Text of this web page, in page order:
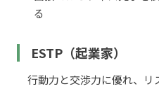
る
ESTP（起業家）
行動力と交渉力に優れ、リ